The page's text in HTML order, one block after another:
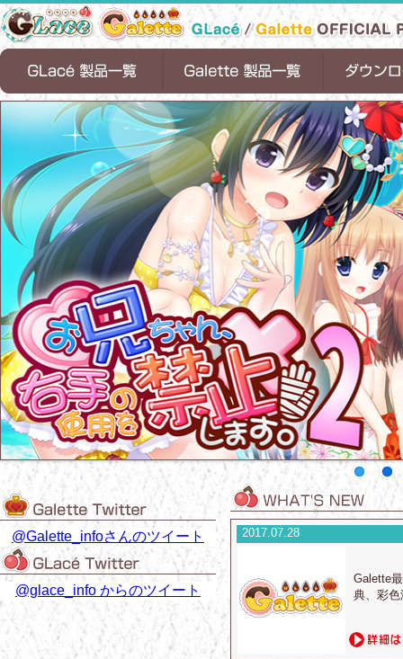
天ノ空レトロスペクト
恋式マニュアル
Timepiece Ensemble
1/2 summer
お兄ちゃん、右手の使用を禁止します！
２
ちっちゃな花嫁
お兄ちゃんティーチャー
ロリポップファクトリー
お兄ちゃん、右手の使用を禁止します。
ちっちゃらぶアパート
お兄ちゃんシェアリング
サンタフル☆サマー
お兄ちゃん、
します！[DL版]
ちっちゃらぶ
恋式マニュア
Timepiece
お兄ちゃんシ
サンタフル☆
1/2
@Galette_infoさんのツイート
@glace_info からのツイート
2017.07.28
Galette
典、彩